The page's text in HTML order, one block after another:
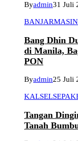
Byadmin31 Juli
BANJARMASIN
Bang Dhin
di Manila,
PON
Byadmin25 Juli
KALSEL
Tangan
Tanah